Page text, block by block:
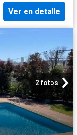
Ver en detalle
2 fotos